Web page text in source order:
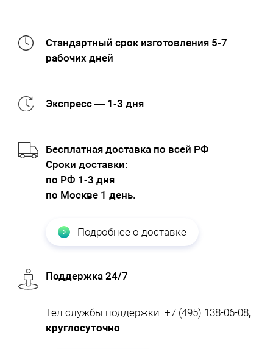
Стандартный срок изготовления 5-7
рабочих дней
Экспресс — 1-3 дня
Бесплатная доставка по всей РФ
Cроки доставки:
по РФ 1-3 дня
по Москве 1 день.
Подробнее о доставке
Поддержка 24/7
Тел службы поддержки: +7 (495) 138-06-08,
круглосуточно